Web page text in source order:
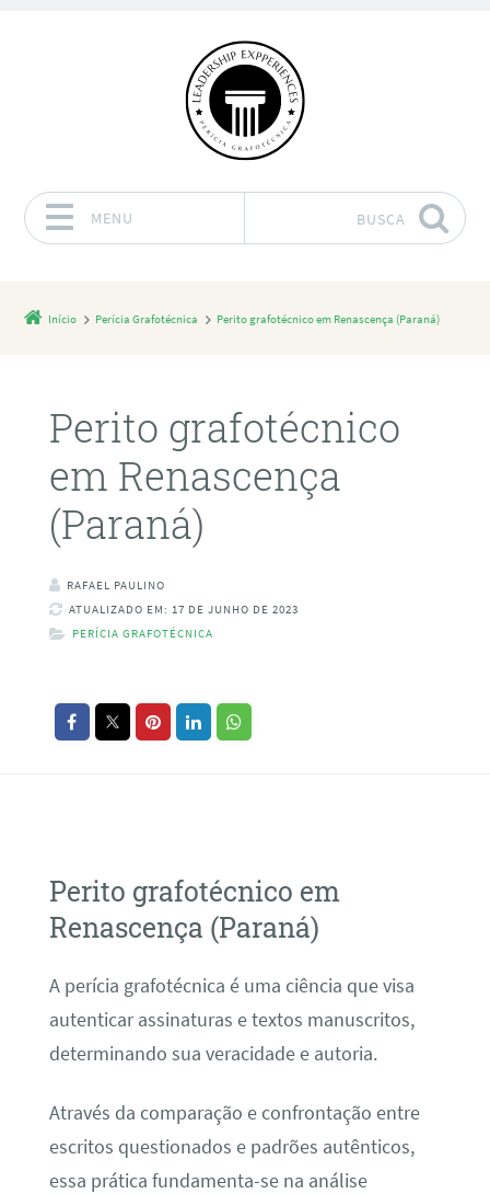
MENU BUSCA
Início Perícia Grafotécnica Perito grafotécnico em Renascença (Paraná)
Perito grafotécnico
em Renascença
(Paraná)
RAFAEL PAULINO
ATUALIZADO EM: 17 DE JUNHO DE 2023
PERÍCIA GRAFOTÉCNICA
Perito grafotécnico em
Renascença (Paraná)
A perícia grafotécnica é uma ciência que visa
autenticar assinaturas e textos manuscritos,
determinando sua veracidade e autoria.
Através da comparação e confrontação entre
escritos questionados e padrões autênticos,
essa prática fundamenta-se na análise